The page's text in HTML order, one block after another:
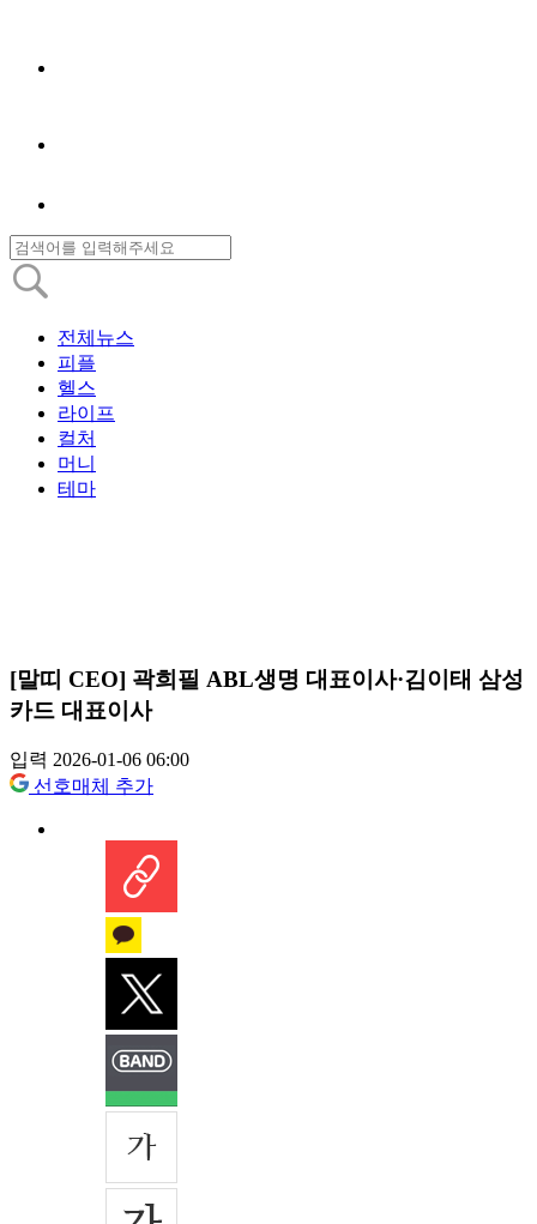
전체뉴스
피플
헬스
라이프
컬처
머니
테마
[말띠 CEO] 곽희필 ABL생명 대표이사·김이태 삼성
카드 대표이사
입력 2026-01-06 06:00
선호매체 추가